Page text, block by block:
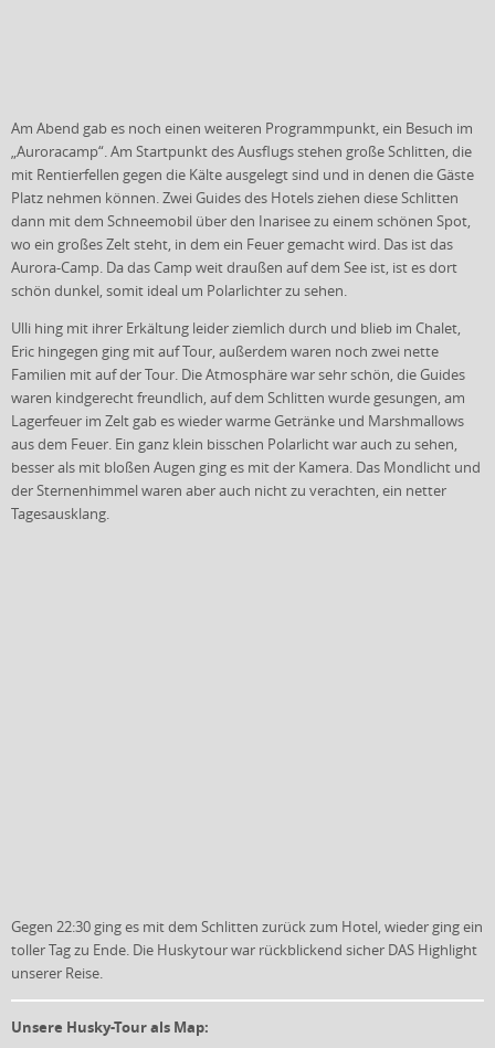
Am Abend gab es noch einen weiteren Programmpunkt, ein Besuch im
„Auroracamp“. Am Startpunkt des Ausflugs stehen große Schlitten, die
mit Rentierfellen gegen die Kälte ausgelegt sind und in denen die Gäste
Platz nehmen können. Zwei Guides des Hotels ziehen diese Schlitten
dann mit dem Schneemobil über den Inarisee zu einem schönen Spot,
wo ein großes Zelt steht, in dem ein Feuer gemacht wird. Das ist das
Aurora-Camp. Da das Camp weit draußen auf dem See ist, ist es dort
schön dunkel, somit ideal um Polarlichter zu sehen.
Ulli hing mit ihrer Erkältung leider ziemlich durch und blieb im Chalet,
Eric hingegen ging mit auf Tour, außerdem waren noch zwei nette
Familien mit auf der Tour. Die Atmosphäre war sehr schön, die Guides
waren kindgerecht freundlich, auf dem Schlitten wurde gesungen, am
Lagerfeuer im Zelt gab es wieder warme Getränke und Marshmallows
aus dem Feuer. Ein ganz klein bisschen Polarlicht war auch zu sehen,
besser als mit bloßen Augen ging es mit der Kamera. Das Mondlicht und
der Sternenhimmel waren aber auch nicht zu verachten, ein netter
Tagesausklang.
Gegen 22:30 ging es mit dem Schlitten zurück zum Hotel, wieder ging ein
toller Tag zu Ende. Die Huskytour war rückblickend sicher DAS Highlight
unserer Reise.
Unsere Husky-Tour als Map: